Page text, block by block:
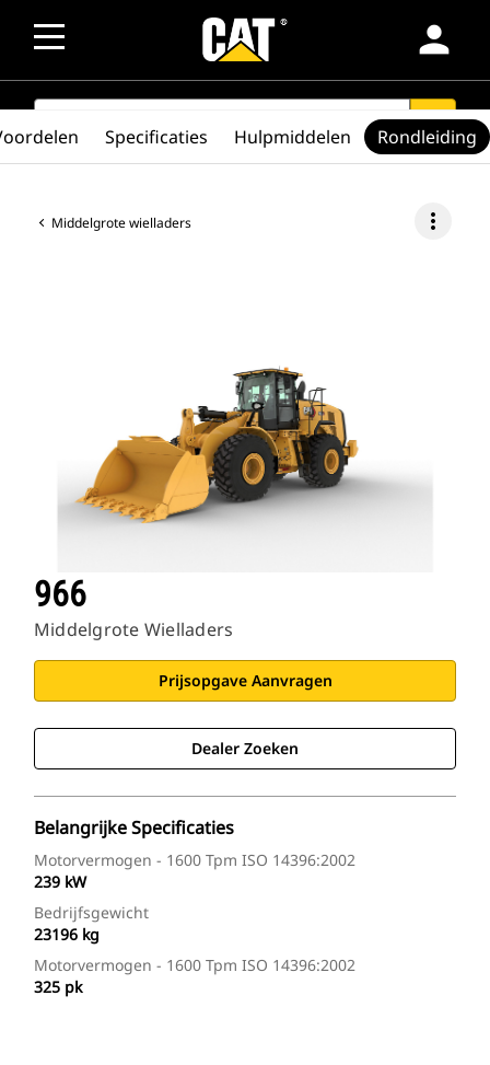
person
SEARCH search
Middelgrote wielladers more_vert
966
Middelgrote Wielladers
Prijsopgave Aanvragen
Dealer Zoeken
Belangrijke Specificaties
Motorvermogen - 1600 Tpm ISO 14396:2002
239 kW
Bedrijfsgewicht
23196 kg
Motorvermogen - 1600 Tpm ISO 14396:2002
325 pk
Specificaties Hulpmiddelen Rondleiding